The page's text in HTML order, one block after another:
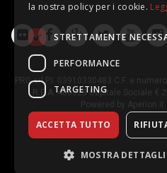
PRG srl P.I. 03910330483 C.F. e
R.E.A. 400323 Capitale Sociale €
Powered by Aperion.it
la nostra policy per i cookie.
STRETTAMENTE
PERFORMANCE
TARGETING
ACCETTA TUTTO
MOSTRA DETTAGLI